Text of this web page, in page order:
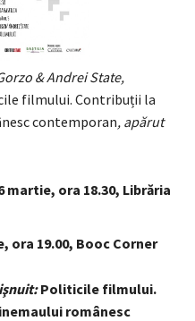
& Andrei State,
filmului. Contribuții la
contemporan, apărut
martie, ora 18.30, Librăria
ora 19.00, Booc Corner
Politicile filmului.
românesc